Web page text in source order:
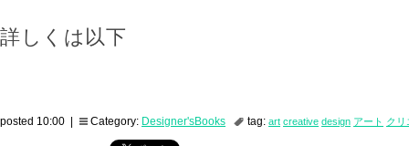
詳しくは以下
posted 10:00 | Category: Designer'sBooks tag: art creative design アート クリ